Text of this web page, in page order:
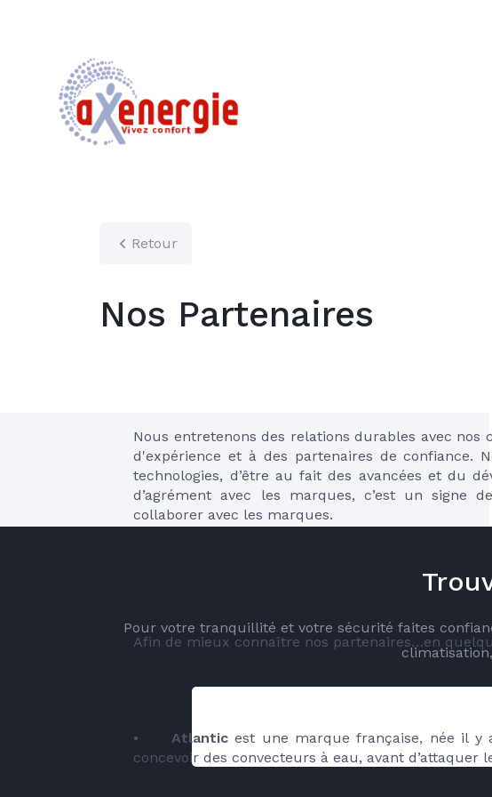
Retour
Nos Partenaires
Nous entretenons des relations durables avec
d'expérience et à des partenaires de confiance.
technologies, d’être au fait des avancées et du
d’agrément avec les marques, c’est un signe
collaborer avec les marques.
Afin de mieux connaître nos partenaires…en
Atlantic est une marque française, née il y
concevoir des convecteurs à eau, avant
Pour votre tranquillité et votre sécurité faites